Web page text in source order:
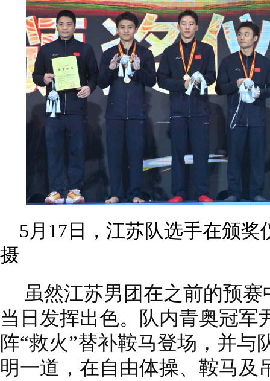
5月17日，江苏队选手在颁奖
摄
虽然江苏男团在之前的预
当日发挥出色。队内青奥冠军
阵“救火”替补鞍马登场，并
明一道，在自由体操、鞍马及